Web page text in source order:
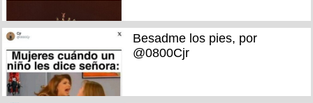
Besadme los pies, por
@0800Cjr